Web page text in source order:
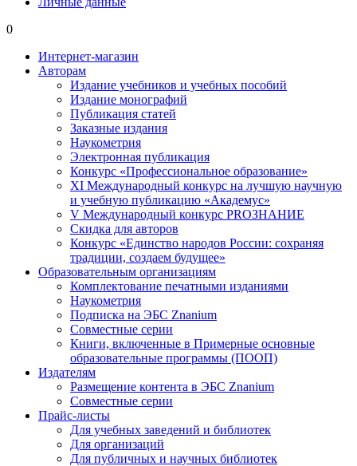
0
Интернет-магазин
Авторам
Издание учебников и учебных пособий
Издание монографий
Публикация статей
Заказные издания
Наукометрия
Электронная публикация
Конкурс «Профессиональное образование»
XI Международный конкурс на лучшую научную
и учебную публикацию «Академус»
V Международный конкурс PROЗНАНИЕ
Скидка для авторов
Конкурс «Единство народов России: сохраняя
традиции, создаем будущее»
Образовательным организациям
Комплектование печатными изданиями
Наукометрия
Подписка на ЭБС Znanium
Совместные серии
Книги, включенные в Примерные основные
образовательные программы (ПООП)
Издателям
Размещение контента в ЭБС Znanium
Совместные серии
Прайс-листы
Для учебных заведений и библиотек
Для организаций
Для публичных и научных библиотек